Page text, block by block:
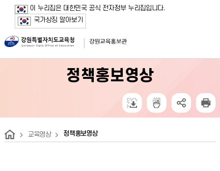
본문 바로가기
주메뉴 바로가기
보조메뉴 바로가기
푸터 바로가기
이 누리집은 대한민국 공식 전자정부 누리집입니다.
국가상징 알아보기
정책홍보영상
교육영상 정책홍보영상